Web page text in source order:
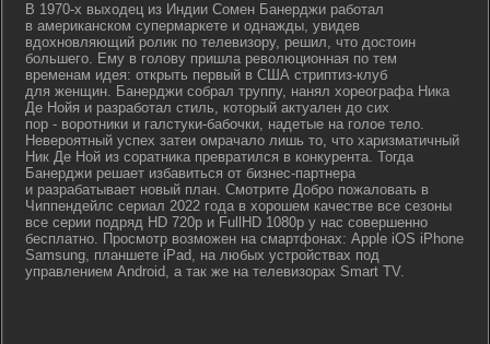
В 1970-х выходец из Индии Сомен Банерджи работал
в американском супермаркете и однажды, увидев
вдохновляющий ролик по телевизору, решил, что достоин
большего. Ему в голову пришла революционная по тем
временам идея: открыть первый в США стриптиз-клуб
для женщин. Банерджи собрал труппу, нанял хореографа Ника
Де Нойя и разработал стиль, который актуален до сих
пор - воротники и галстуки-бабочки, надетые на голое тело.
Невероятный успех затеи омрачало лишь то, что харизматичный
Ник Де Ной из соратника превратился в конкурента. Тогда
Банерджи решает избавиться от бизнес-партнера
и разрабатывает новый план. Смотрите Добро пожаловать в
Чиппендейлс сериал 2022 года в хорошем качестве все сезоны
все серии подряд HD 720p и FullHD 1080p у нас совершенно
бесплатно. Просмотр возможен на смартфонах: Apple iOS iPhone
Samsung, планшете iPad, на любых устройствах под
управлением Android, а так же на телевизорах Smart TV.